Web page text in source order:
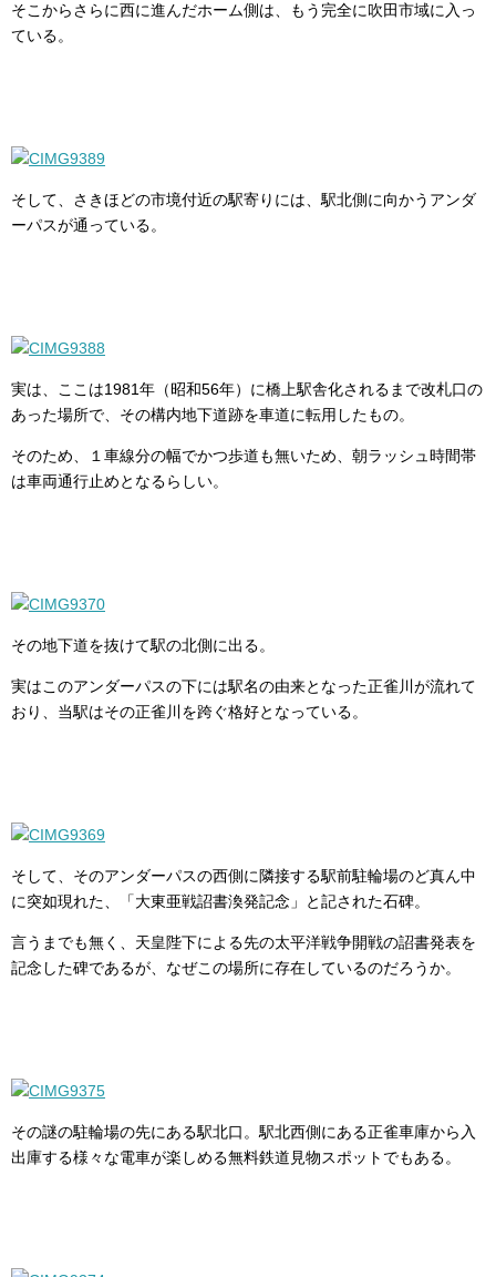
そこからさらに西に進んだホーム側は、もう完全に吹田市域に入っ
ている。
そして、さきほどの市境付近の駅寄りには、駅北側に向かうアンダ
ーパスが通っている。
実は、ここは1981年（昭和56年）に橋上駅舎化されるまで改札口の
あった場所で、その構内地下道跡を車道に転用したもの。
そのため、１車線分の幅でかつ歩道も無いため、朝ラッシュ時間帯
は車両通行止めとなるらしい。
その地下道を抜けて駅の北側に出る。
実はこのアンダーパスの下には駅名の由来となった正雀川が流れて
おり、当駅はその正雀川を跨ぐ格好となっている。
そして、そのアンダーパスの西側に隣接する駅前駐輪場のど真ん中
に突如現れた、「大東亜戦詔書渙発記念」と記された石碑。
言うまでも無く、天皇陛下による先の太平洋戦争開戦の詔書発表を
記念した碑であるが、なぜこの場所に存在しているのだろうか。
その謎の駐輪場の先にある駅北口。駅北西側にある正雀車庫から入
出庫する様々な電車が楽しめる無料鉄道見物スポットでもある。